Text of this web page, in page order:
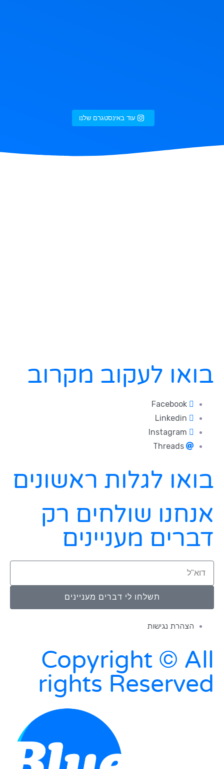
עוד באינסטגרם שלנו
בואו לעקוב מקרוב
Facebook
Linkedin
Instagram
Threads
בואו לגלות ראשונים
אנחנו שולחים רק
דברים מעניינים
תשלחו לי דברים מעניינים
הצהרת נגישות
Copyright © All
rights Reserved